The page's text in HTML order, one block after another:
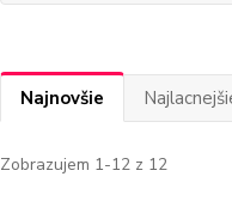
Najnovšie
Zobrazujem 1-12 z 12